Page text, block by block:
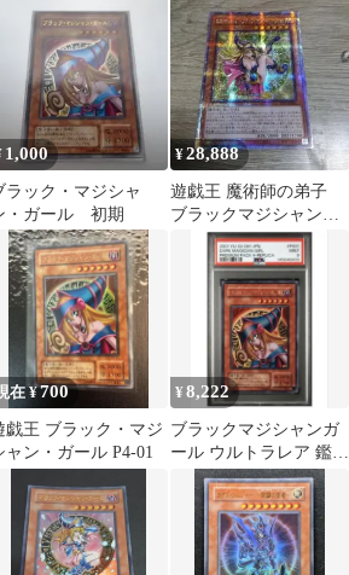
① ローダー付き
1,000
ラック・マジシャ
・ガール 初期
¥28,888
遊戯王 魔術師の弟子
ブラックマジシャンマ
ジシャンガール 25th
アジア 3
在 ¥700
戯王 ブラック・マジ
ャン・ガール P4-01
¥8,222
ブラックマジシャンガ
ール ウルトラレア 鑑定
品PSA9